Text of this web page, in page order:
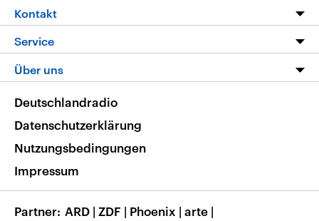
Die Nachrichten
Nachrichtenleicht
Neue Beiträge auf dlf.de
Livestream
Podcasts
Deutschlandfunk App
Nachrichten App
Frequenzen
Kontakt
Hörerservice
Service
FAQ
Veranstaltungen
Musikliste
RSS
Über uns
Barrierefreiheit
Deutschlandradio
Datenschutzerklärung
Nutzungsbedingungen
Impressum
Partner ARD | ZDF | Phoenix | arte |